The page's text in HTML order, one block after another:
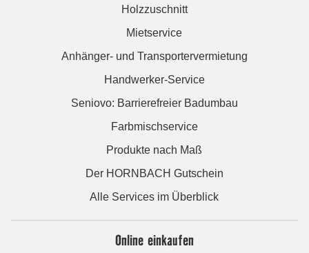
Holzzuschnitt
Mietservice
Anhänger- und Transportervermietung
Handwerker-Service
Seniovo: Barrierefreier Badumbau
Farbmischservice
Produkte nach Maß
Der HORNBACH Gutschein
Alle Services im Überblick
Online einkaufen